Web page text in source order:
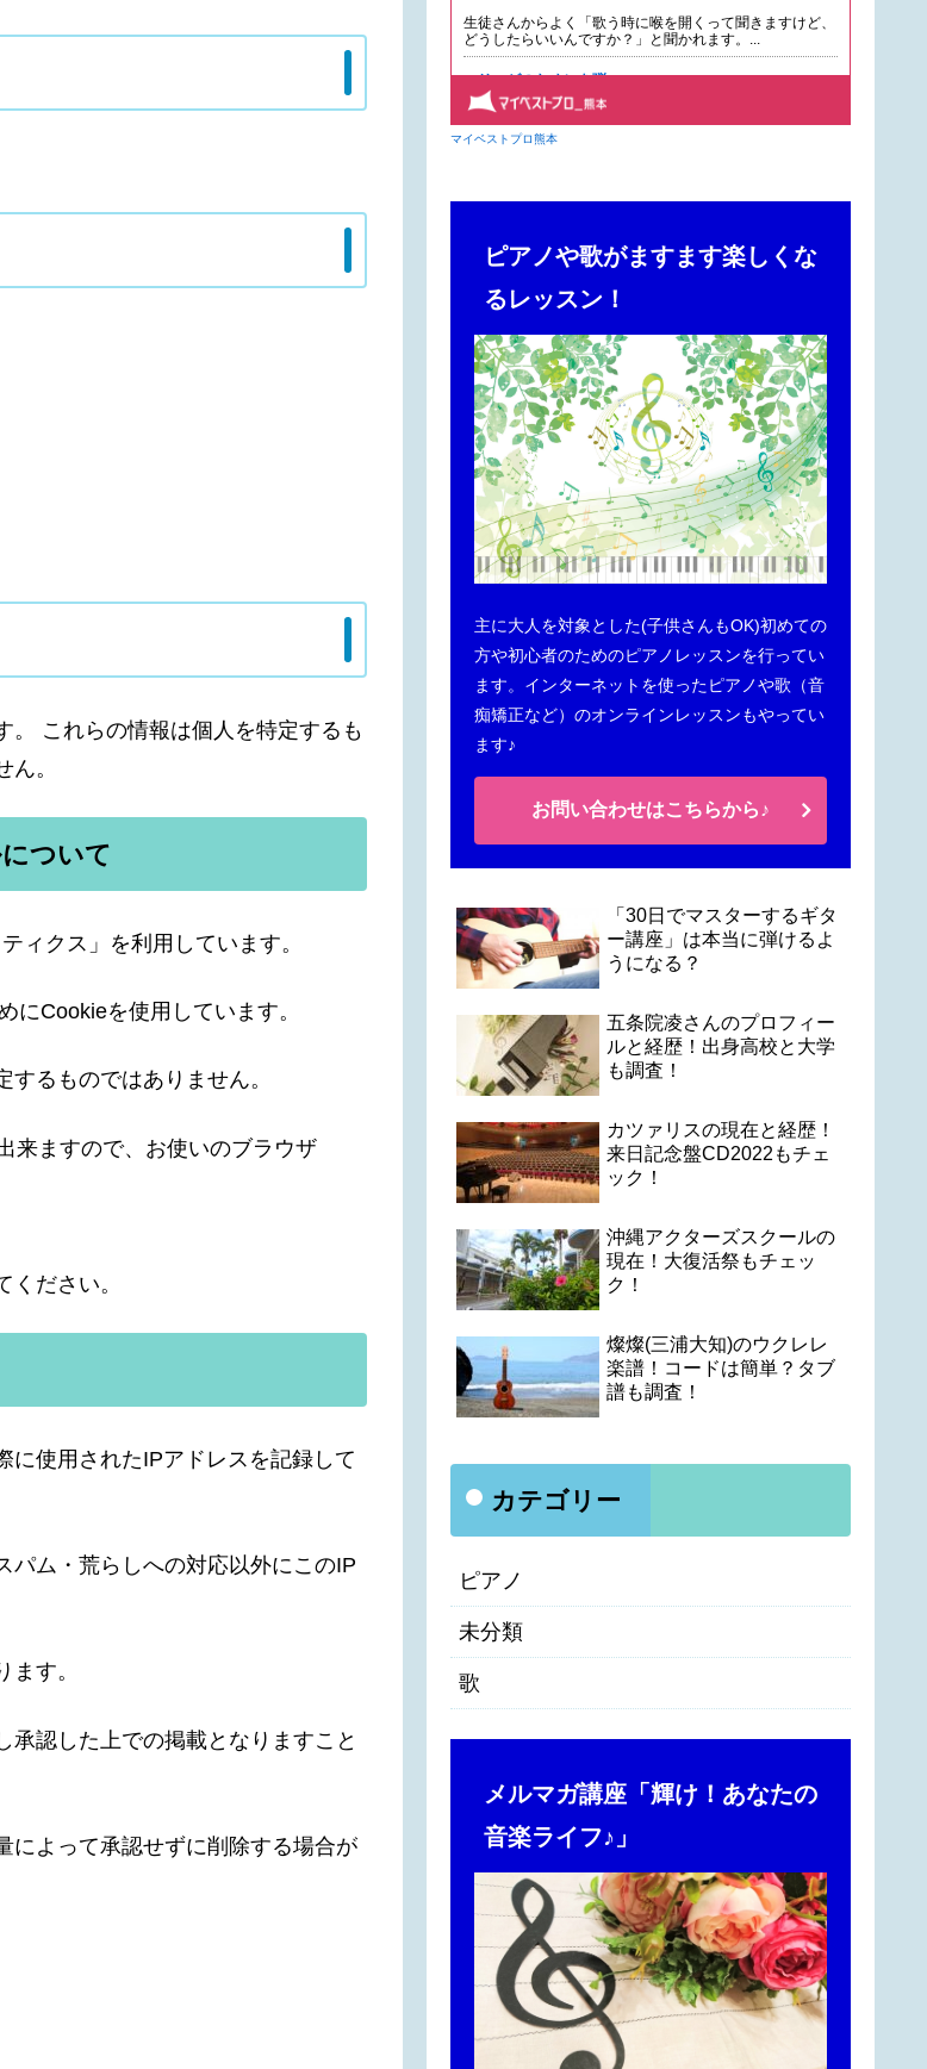
。 これらの情報は個人を特定するも
。
ついて
ィクス」を利用しています。
にCookieを使用しています。
るものではありません。
来ますので、お使いのブラウザ
ください。
に使用されたIPアドレスを記録して
パム・荒らしへの対応以外にこのIP
す。
認した上での掲載となりますこと
によって承認せずに削除する場合が
ピアノや歌がますます楽しくな
るレッスン！
主に大人を対象とした(子供さんもOK)初めての
方や初心者のためのピアノレッスンを行ってい
ます。インターネットを使ったピアノや歌（音
痴矯正など）のオンラインレッスンもやってい
ます♪
お問い合わせはこちらから♪
「30日でマスターするギタ
ー講座」は本当に弾けるよ
うになる？
五条院凌さんのプロフィー
ルと経歴！出身高校と大学
も調査！
カツァリスの現在と経歴！
来日記念盤CD2022もチェ
ック！
沖縄アクターズスクールの
現在！大復活祭もチェッ
ク！
燦燦(三浦大知)のウクレレ
楽譜！コードは簡単？タブ
譜も調査！
カテゴリー
ピアノ
未分類
歌
メルマガ講座「輝け！あなたの
音楽ライフ♪」